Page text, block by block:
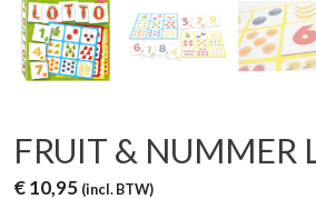
FRUIT & NUMMER
€10,95 (incl. BTW)